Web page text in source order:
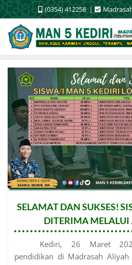
to
content
(0354) 412258
SELAMAT DAN SUKSES!
DITERIMA MELALUI
Kediri, 26 Maret
pendidikan di Madrasah